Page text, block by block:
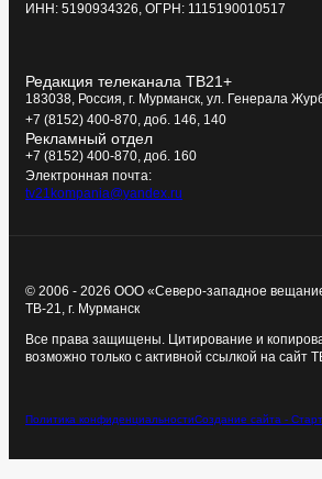
ИНН: 5190934326, ОГРН: 1115190010517
Редакция телеканала ТВ21+
183038, Россия, г. Мурманск, ул. Генерала
+7 (8152) 400-870, доб. 146, 140
Рекламный отдел
+7 (8152) 400-870, доб. 160
Электронная почта:
tv21kompania@yandex.ru
© 2006 - 2026 ООО «Северо-западное
ТВ-21, г. Мурманск
Все права защищены. Цитирование и
возможно только с активной ссылкой на сайт
Политика конфиденциальностиСоздание сайта -